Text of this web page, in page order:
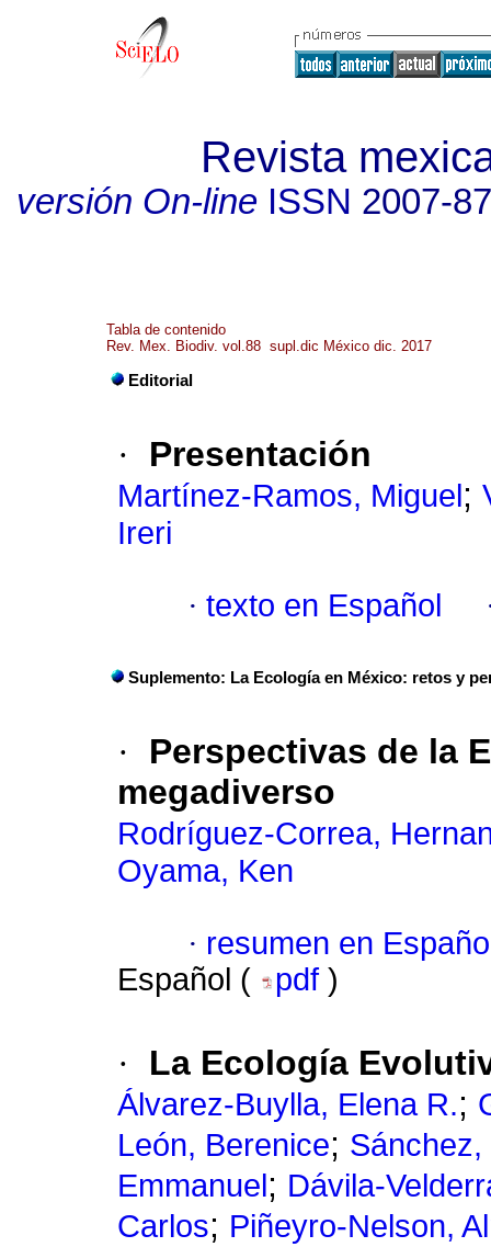
Revista
versión On-lineISSN 2007-
Tabla de contenido
Rev. Mex. Biodiv. vol.88 supl.dic México dic. 2017
Editorial
· Presentación
Martínez-Ramos, Miguel ;
Ireri
· texto en Español
Suplemento: La Ecología en México: retos y
·
Perspectivas de la
megadiverso
Rodríguez-Correa,
Oyama, Ken
· resumen en
Español (
pdf )
· La Ecología
Álvarez-Buylla, Elena R.;
León, Berenice;
Emmanuel ; Dávila-
Carlos; Piñeyro-Nelson,